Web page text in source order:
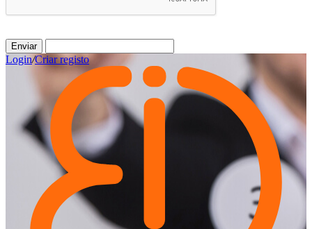
Enviar
Login/Criar registo